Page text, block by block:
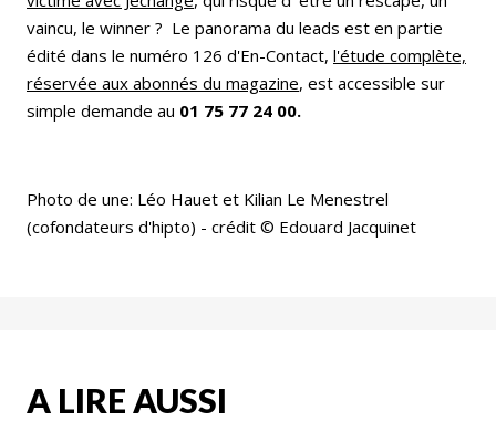
vaincu, le winner ? Le panorama du leads est en partie
édité dans le numéro 126 d'En-Contact, l'étude complète,
réservée aux abonnés du magazine, est accessible sur
simple demande au 01 75 77 24 00.
Photo de une: Léo Hauet et Kilian Le Menestrel
(cofondateurs d'hipto) - crédit © Edouard Jacquinet
A LIRE AUSSI